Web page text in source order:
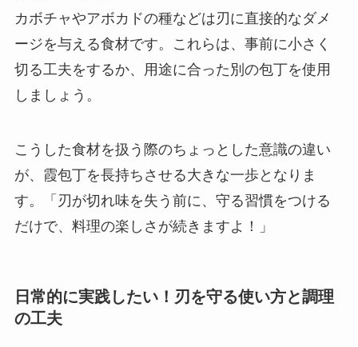
カボチャやアボカドの種などは刃に直接的なダメ
ージを与える食材です。これらは、事前に小さく
切る工夫をするか、用途に合った別の包丁を使用
しましょう。
こうした食材を扱う際のちょっとした意識の違い
が、霞包丁を長持ちさせる大きな一歩となりま
す。「刃が切れ味を失う前に、守る習慣をつける
だけで、料理の楽しさが続きますよ！」
日常的に実践したい！刃を守る使い方と調理
の工夫